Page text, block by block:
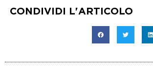
CONDIVIDI L'ARTICOLO